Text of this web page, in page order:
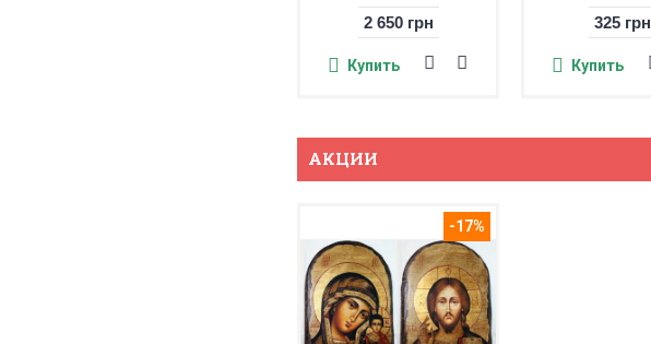
2 650 грн
Купить
325 грн
Купить
АКЦИИ
-17%